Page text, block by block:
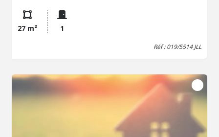
ascenseur donnant sur cour plein Sud. D'une surface de
27m², il comprend une pièce de vie très lumineuse (salon
et couchage) plein Sud, cuisine séparée aménagée, salle
de bains avec WC séparés. Un PARKING couvert.
Revenus annuels 5400€. Dans copropriété de 48 lots -
Charges annuelles moyennes 1125.04 € - Aucune
procédure en cours - Classe énergie : D - Classe climat : B
- Montant estimé des dépenses annuelles d'énergie pour
un usage standard : 560 à 800 € (base 2022) - Prix Hon.
Négo Inclus : 132 180 € dont 4,90% Hon. Négo TTC
charge acq. Prix Hors Hon. Négo :126 000 € - Réf :
27 m² 1
Réf : 019/5514 JLL